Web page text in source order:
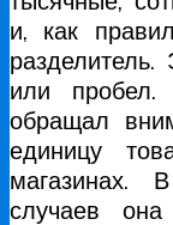
и, как
или
обращал
единицу
магазинах.
случаев